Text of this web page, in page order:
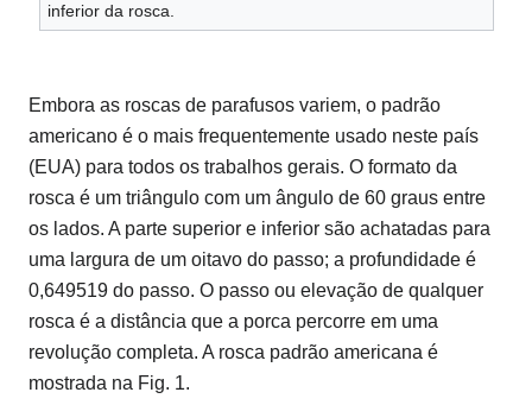
inferior da rosca.
Embora as roscas de parafusos variem, o padrão
americano é o mais frequentemente usado neste país
(EUA) para todos os trabalhos gerais. O formato da
rosca é um triângulo com um ângulo de 60 graus entre
os lados. A parte superior e inferior são achatadas para
uma largura de um oitavo do passo; a profundidade é
0,649519 do passo. O passo ou elevação de qualquer
rosca é a distância que a porca percorre em uma
revolução completa. A rosca padrão americana é
mostrada na Fig. 1.